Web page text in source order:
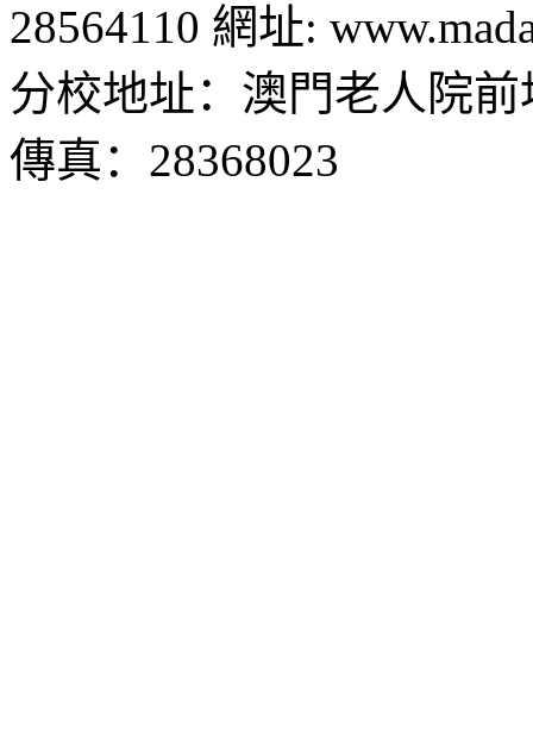
28564110 網址:
分校地址：澳門老人院
傳真：28368023